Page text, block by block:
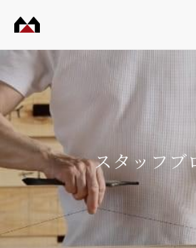
工務
スタッフブ